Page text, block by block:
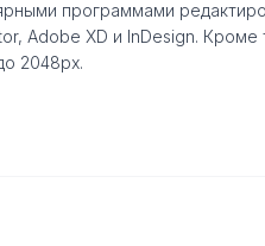
программами
Adobe XD и InDesign. Кроме
2048px.